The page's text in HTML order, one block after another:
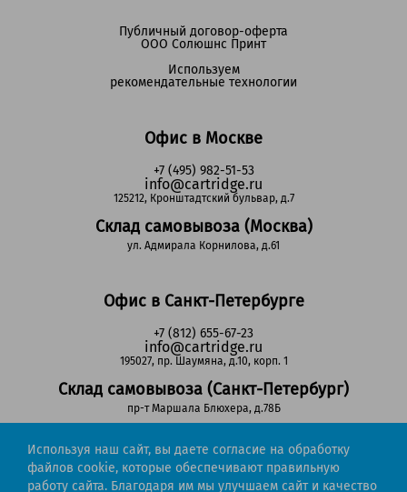
Офис в Москве
+7 (495) 982-51-53
info@cartridge.ru
125212, Кронштадтский бульвар, д.7
Склад самовывоза (Москва)
ул. Адмирала Корнилова, д.61
Офис в Санкт-Петербурге
+7 (812) 655-67-23
info@cartridge.ru
195027, пр. Шаумяна, д.10, корп. 1
Склад самовывоза (Санкт-Петербург)
пр-т Маршала Блюхера, д.78Б
Регионы РФ
Публичный договор-оферта
ООО Солюшнс Принт
Используем
рекомендательные технологии
Используя наш сайт, вы даете согласие на обработку
файлов cookie, которые обеспечивают правильную
работу сайта. Благодаря им мы улучшаем сайт и качество